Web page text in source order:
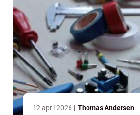
12 april 2026 Thomas Andersen